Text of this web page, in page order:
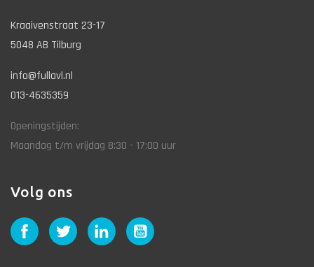
Kraaivenstraat 23-17
5048 AB Tilburg
info@fullavl.nl
013-4635359
Openingstijden:
Maandag t/m vrijdag 8:30 - 17:00 uur
Volg ons